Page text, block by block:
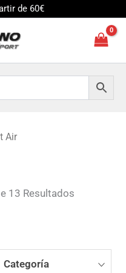
de 60€
Air
13 Resultados
Categoría